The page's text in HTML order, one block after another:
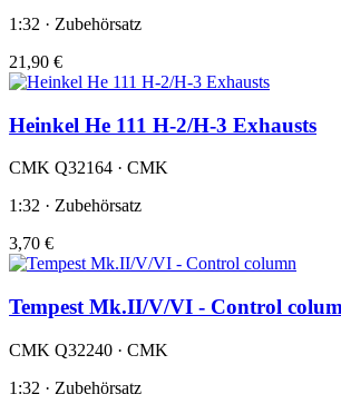
1:32 · Zubehörsatz
21,90 €
Heinkel He 111 H-2/H-3 Exhausts
CMK Q32164 · CMK
1:32 · Zubehörsatz
3,70 €
Tempest Mk.II/V/VI - Control
CMK Q32240 · CMK
1:32 · Zubehörsatz